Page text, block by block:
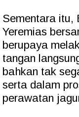
Sementara itu,
Yeremias
berupaya
tangan
bahkan tak
serta dalam
perawatan